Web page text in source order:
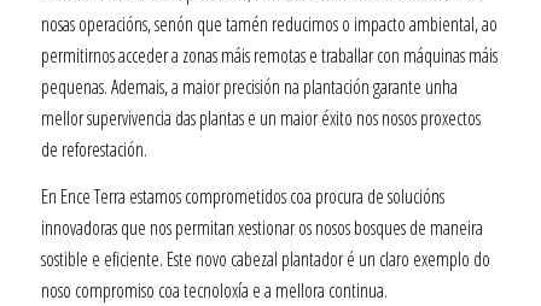
nosas operacións, senón que tamén reducimos o impacto ambiental, ao
permitirnos acceder a zonas máis remotas e traballar con máquinas máis
pequenas. Ademais, a maior precisión na plantación garante unha
mellor supervivencia das plantas e un maior éxito nos nosos proxectos
de reforestación.
En Ence Terra estamos comprometidos coa procura de solucións
innovadoras que nos permitan xestionar os nosos bosques de maneira
sostible e eficiente. Este novo cabezal plantador é un claro exemplo do
noso compromiso coa tecnoloxía e a mellora continua.